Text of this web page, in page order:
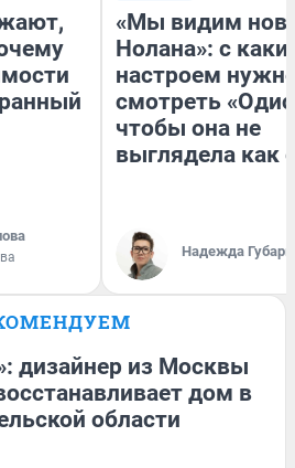
«Мы видим
Нолана»: с
настроем
смотреть
чтобы она не
выглядела как
Надежда Губарь
дизайнер из Москвы
дом в
области